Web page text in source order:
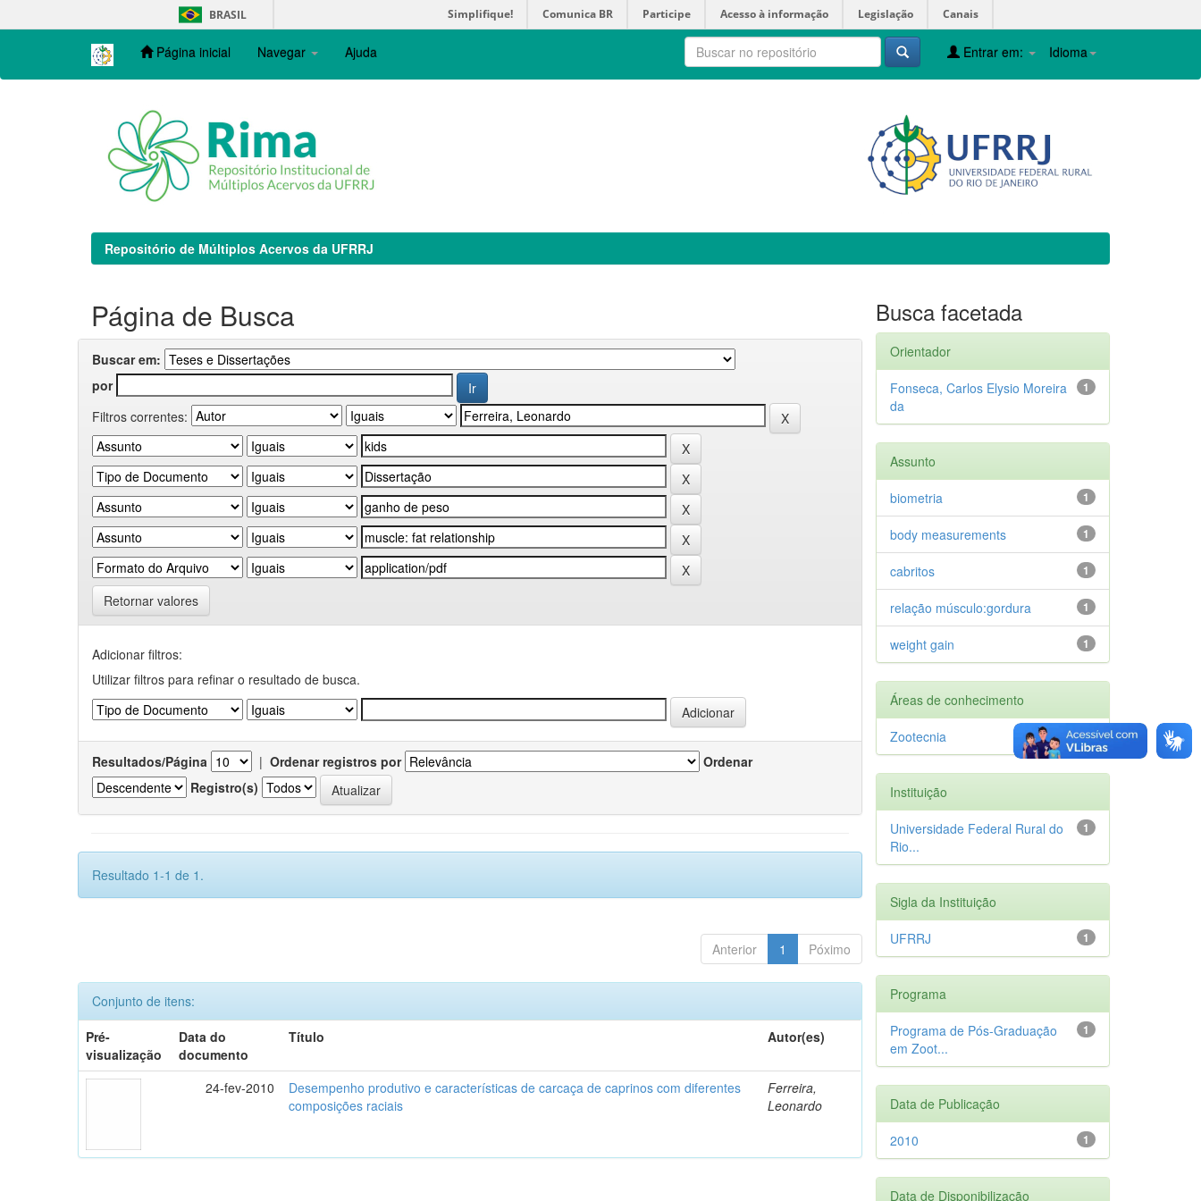
navigation
BRASIL Simplifique! Comunica BR Participe Acesso à informação Legislação Canais
Página inicial Navegar Ajuda Idioma
Entrar em:
Repositório de Múltiplos Acervos da UFRRJ
Página de Busca
Buscar em:
por
Filtros correntes:
Retornar valores
Adicionar filtros:
Utilizar filtros para refinar o resultado de busca.
Resultados/Página | Ordenar registros por
Ordenar
Registro(s)
Resultado 1-1 de 1.
Anterior 1 Póximo
Conjunto de itens:
Pré-
visualização
Data do
documento
Título Autor(es)
24-fev-2010
Desempenho produtivo e características de carcaça de caprinos com diferentes
composições raciais
Ferreira,
Leonardo
Busca facetada
Orientador
1
Fonseca, Carlos Elysio Moreira
da
Assunto
1
biometria
1
body measurements
1
cabritos
1
relação músculo:gordura
1
weight gain
Áreas de conhecimento
1
Zootecnia
Instituição
1
Universidade Federal Rural do
Rio...
Sigla da Instituição
1
UFRRJ
Programa
1
Programa de Pós-Graduação
em Zoot...
Data de Publicação
1
2010
Data de Disponibilização